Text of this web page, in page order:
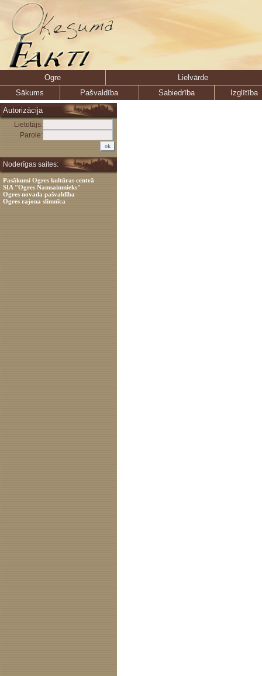
Ogre
Lielvārde
Sākums
Pašvaldība Sabiedrība
Izglītība
Autorizācija
Lietotājs:
Parole:
Noderīgas saites:
Pasākumi Ogres kultūras centrā
SIA "Ogres Namsaimnieks"
Ogres novada pašvaldība
Ogres rajona slimnīca